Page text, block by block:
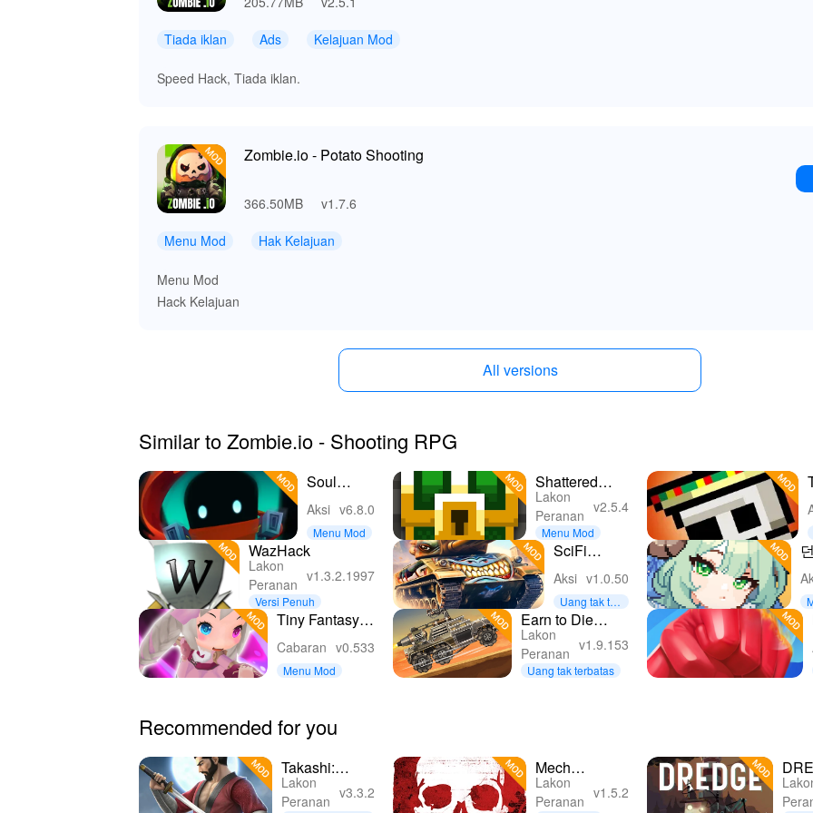
Tiada iklan Ads Kelajuan Mod
Speed Hack, Tiada iklan.
Zombie.io - Potato Shooting
366.50MB v1.7.6
Menu Mod Hak Kelajuan
Menu Mod
Hack Kelajuan
All versions
Similar to Zombie.io - Shooting RPG
Soul
Knight
Aksi v6.8.0
Menu Mod
WazHack
Lakon
Peranan
v1.3.2.1997
Versi Penuh
Tiny Fantasy:
Epic Action
RPG
Cabaran v0.533
Menu Mod
Shattered
Pixel
Dungeon
Lakon
Peranan
v2.5.4
Menu Mod
SciFi
Survivor
Aksi v1.0.50
Uang tak ter
batas
Earn to Die
Rogue
Lakon
Peranan
v1.9.153
Uang tak terbatas
Recommended for you
Takashi:
Shadow Ninja
Lakon
Peranan
v3.3.2
Mech
Assemble:
Lakon
Peranan
v1.5.2